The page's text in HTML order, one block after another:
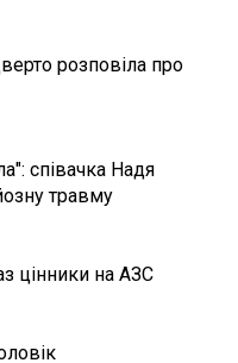
розповіла про
співачка Надя
травму
цінники на АЗС